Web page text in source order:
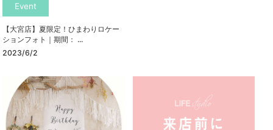
Event
【大宮店】夏限定！ひまわりロケー
ションフォト｜期間： ...
2023/6/2